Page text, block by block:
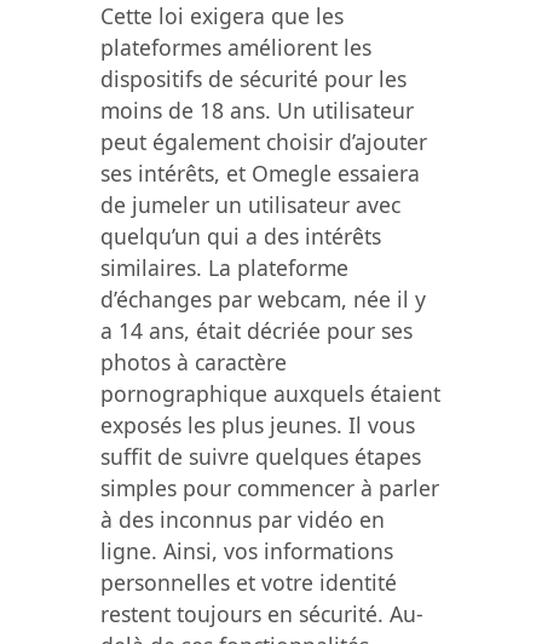
Cette loi exigera que les
plateformes améliorent les
dispositifs de sécurité pour les
moins de 18 ans. Un utilisateur
peut également choisir d’ajouter
ses intérêts, et Omegle essaiera
de jumeler un utilisateur avec
quelqu’un qui a des intérêts
similaires. La plateforme
d’échanges par webcam, née il y
a 14 ans, était décriée pour ses
photos à caractère
pornographique auxquels étaient
exposés les plus jeunes. Il vous
suffit de suivre quelques étapes
simples pour commencer à parler
à des inconnus par vidéo en
ligne. Ainsi, vos informations
personnelles et votre identité
restent toujours en sécurité. Au-